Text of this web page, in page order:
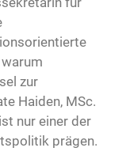
zur
Haiden, MSc.
nur einer der
prägen.